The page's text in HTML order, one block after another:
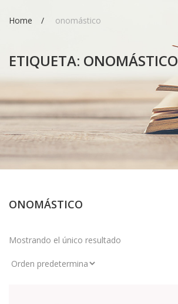
Home onomástico
ETIQUETA: ONOMÁSTICO
ONOMÁSTICO
Mostrando el único resultado